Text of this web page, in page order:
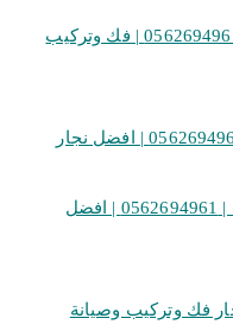
فني تركيب مطابخ بالمدينة المنورة | 0562694961 | فك وتركيب
نجار تركيب غرف نوم بالمدينة المنورة | 0562694961 | افضل